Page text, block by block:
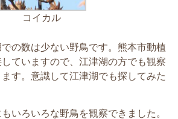
コイカル
の数は少ない野鳥です。熊本市動植
ていますので、江津湖の方でも観察
す。意識して江津湖でも探してみた
いろいろな野鳥を観察できました。